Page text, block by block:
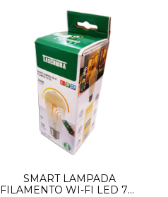
SMART LAMPADA
FILAMENTO WI-FI LED 7W